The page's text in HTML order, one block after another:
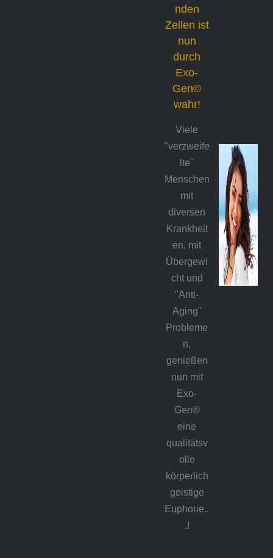
nden
Zellen ist
nun
durch
Exo-
Gen©
wahr!
Viele
"verzweife
lte"
Menschen
mit
diversen
Krankheit
en, mit
Übergewi
cht und
"Anti-
Aging"
Probleme
n,
genießen
nun mit
Exo-
Gen®
eine
qualitätsv
olle
körperlich
geistige
Euphorie..
.!